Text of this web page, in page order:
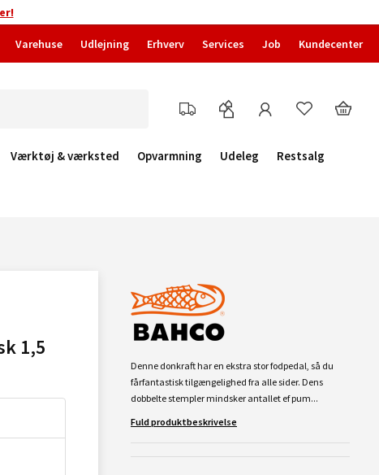
Varehuse Udlejning Erhverv Services Job Kundecenter
Værktøj & værksted Opvarmning Udeleg
Restsalg
1,5
Denne donkraft har en ekstra stor fodpedal, så du
fårfantastisk tilgængelighed fra alle sider. Dens
dobbelte stempler mindsker antallet ef pum...
Fuld produktbeskrivelse